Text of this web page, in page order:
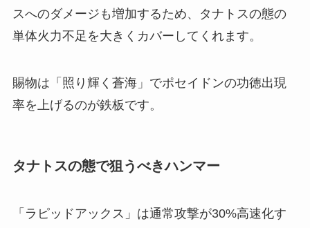
スへのダメージも増加するため、タナトスの態の
単体火力不足を大きくカバーしてくれます。
賜物は「照り輝く蒼海」でポセイドンの功徳出現
率を上げるのが鉄板です。
タナトスの態で狙うべきハンマー
「ラピッドアックス」は通常攻撃が30%高速化す